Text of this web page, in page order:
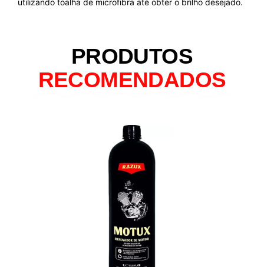
utilizando toalha de microfibra até obter o brilho desejado.
PRODUTOS
RECOMENDADOS